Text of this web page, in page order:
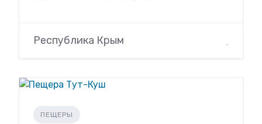
Республика Крым
ПЕЩЕРЫ